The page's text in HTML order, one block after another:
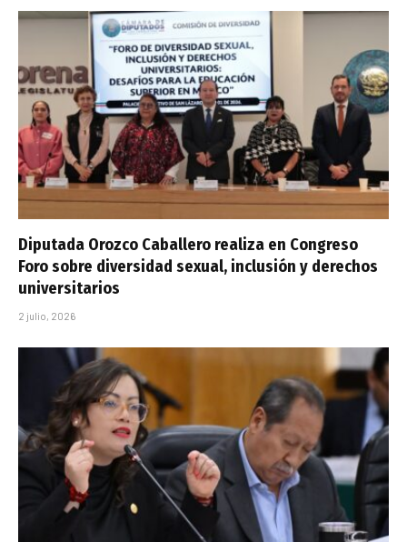
Diputada Orozco Caballero realiza en Congreso
Foro sobre diversidad sexual, inclusión y derechos
universitarios
2 julio, 2026